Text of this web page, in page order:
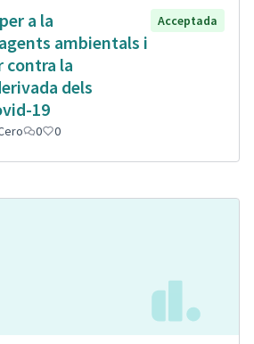
a la
ambientals i
contra la
dels
19
Acceptada
0 0